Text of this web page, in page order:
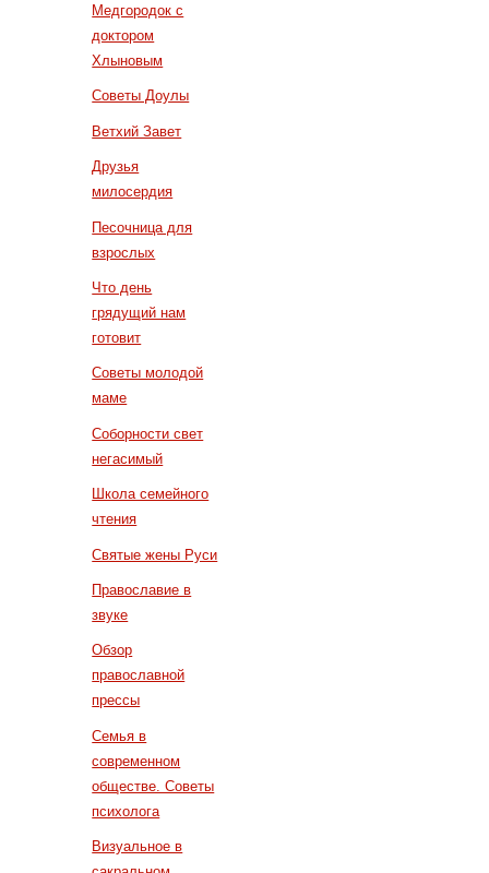
Медгородок с
доктором
Хлыновым
Советы Доулы
Ветхий Завет
Друзья
милосердия
Песочница для
взрослых
Что день
грядущий нам
готовит
Советы молодой
маме
Соборности свет
негасимый
Школа семейного
чтения
Святые жены Руси
Православие в
звуке
Обзор
православной
прессы
Семья в
современном
обществе. Советы
психолога
Визуальное в